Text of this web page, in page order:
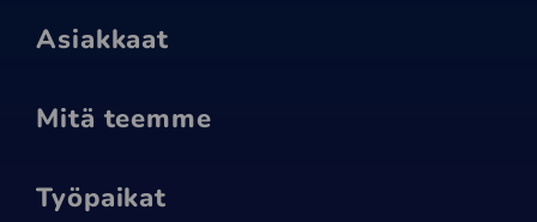
Asiakkaat
Mitä teemme
Työpaikat